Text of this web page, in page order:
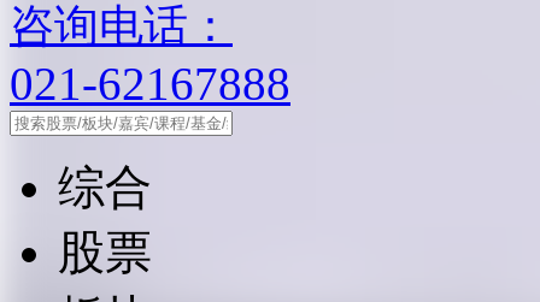
咨询电话：
021-62167888
综合
股票